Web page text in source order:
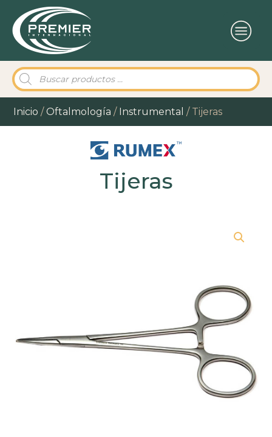
Búsqueda
de
productos
Inicio /Oftalmología / Instrumental / Tijeras
Tijeras